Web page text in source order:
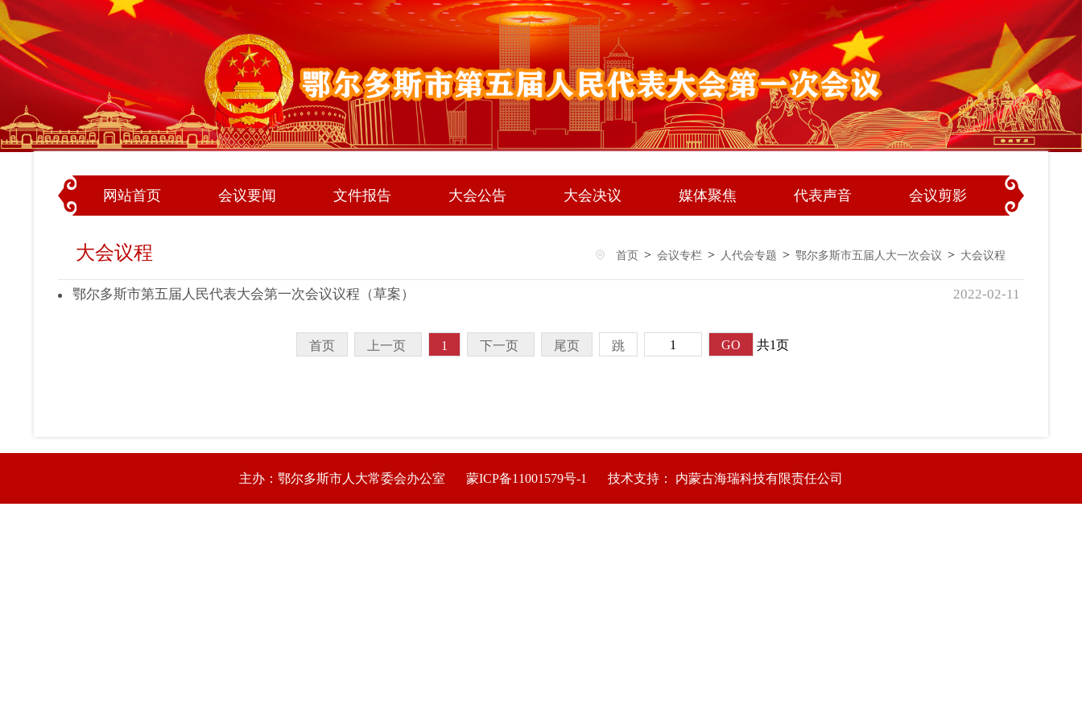
网站首页 会议要闻 文件报告 大会公告 大会决议 媒体聚焦 代表声音 会议剪影
大会议程 首页 > 会议专栏 > 人代会专题 > 鄂尔多斯市五届人大一次会议 > 大会议程
鄂尔多斯市第五届人民代表大会第一次会议议程（草案） 2022-02-11
首页 上一页 1 下一页 尾页 跳 共1页
主办：鄂尔多斯市人大常委会办公室 蒙ICP备11001579号-1 技术支持： 内蒙古海瑞科技有限责任公司